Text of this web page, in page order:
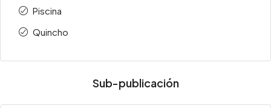
Piscina
Quincho
Sub-publicación